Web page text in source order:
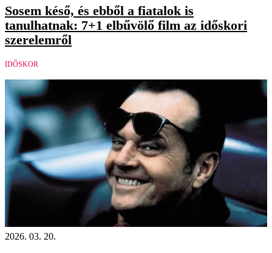
Sosem késő, és ebből a fiatalok is
tanulhatnak: 7+1 elbűvölő film az időskori
szerelemről
IDŐSKOR
2026. 03. 20.